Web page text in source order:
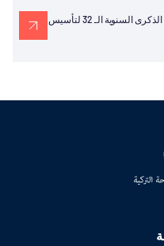
رئيس تيكا ينشر رسالة بمناسبة الذكرى السنوية الـ 32 لتأسيس